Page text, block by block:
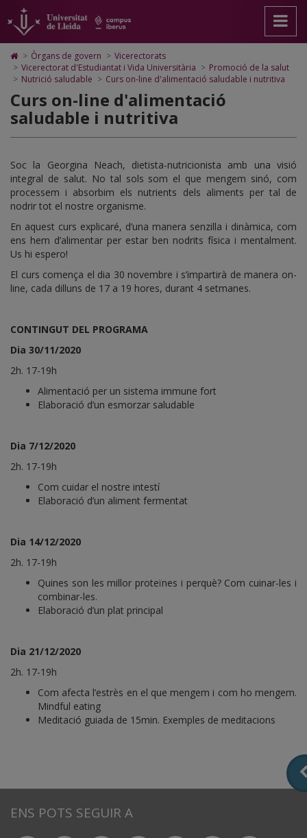
Curs
on-
line
d'alimentació
saludable
nutritiva
pàgina
principal.
Universitat
Lleida
contingut
principal
Mapa
Web.
Universitat
Cerca
Accessibilitat.
Universitat
Lleida
Icono
de
Home
ir
a
la
página
inicio
> Òrgans de govern > Vicerectorats
> Vicerectorat d'Estudiantat i Vida Universitària > Promoció de la salut
> Nutrició saludable > Curs on-line d'alimentació saludable i nutritiva
Curs on-line d'alimentació
saludable i nutritiva
Soc la Georgina Neach, dietista-nutricionista amb una visió
integral de salut. No tal sols som el que mengem sinó, com
processem i absorbim els nutrients dels aliments per tal de
nodrir tot el nostre organisme.
En aquest curs explicaré, d’una manera senzilla i dinàmica, com
ens hem d’alimentar per estar ben nodrits física i mentalment.
Us hi espero!
El curs comença el dia 30 novembre i s’impartirà de manera on-
line, cada dilluns de 17 a 19 hores, durant 4 setmanes.
CONTINGUT DEL PROGRAMA
Dia 30/11/2020
2h. 17-19h
Alimentació per un sistema immune fort
Elaboració d’un esmorzar saludable
Dia 7/12/2020
2h. 17-19h
Com cuidar el nostre intestí
Elaboració d’un aliment fermentat
Dia 14/12/2020
2h. 17-19h
Quines son les millor proteïnes i perquè? Com cuinar-les i
combinar-les.
Elaboració d’un plat principal
Dia 21/12/2020
2h. 17-19h
Com afecta l’estrès en el que mengem i com ho mengem.
Mindful eating
Meditació guiada de 15min. Exemples de meditacions
ENS POTS SEGUIR A